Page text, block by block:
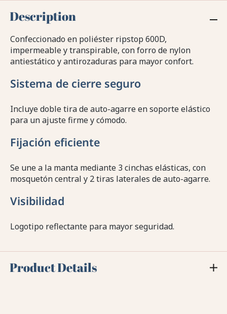
Description
Confeccionado en poliéster ripstop 600D,
impermeable y transpirable, con forro de nylon
antiestático y antirozaduras para mayor confort.
Sistema de cierre seguro
Incluye doble tira de auto-agarre en soporte elástico
para un ajuste firme y cómodo.
Fijación eficiente
Se une a la manta mediante 3 cinchas elásticas, con
mosquetón central y 2 tiras laterales de auto-agarre.
Visibilidad
Logotipo reflectante para mayor seguridad.
Product Details